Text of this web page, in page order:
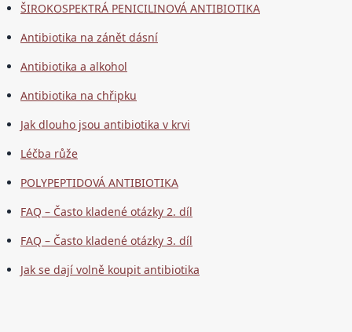
ŠIROKOSPEKTRÁ PENICILINOVÁ ANTIBIOTIKA
Antibiotika na zánět dásní
Antibiotika a alkohol
Antibiotika na chřipku
Jak dlouho jsou antibiotika v krvi
Léčba růže
POLYPEPTIDOVÁ ANTIBIOTIKA
FAQ – Často kladené otázky 2. díl
FAQ – Často kladené otázky 3. díl
Jak se dají volně koupit antibiotika